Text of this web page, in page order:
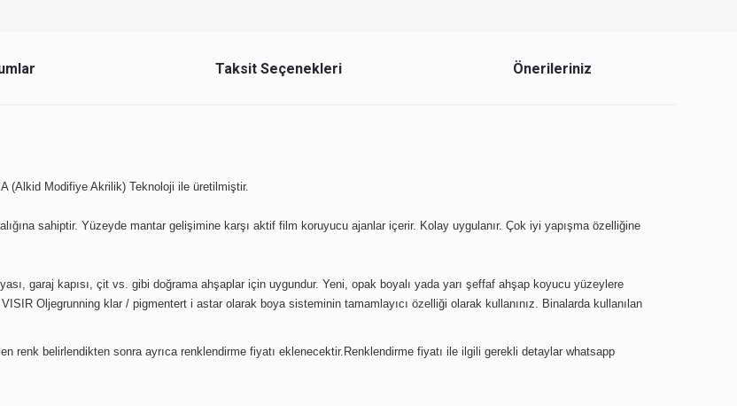
Taksit Seçenekleri Önerileriniz
(Alkid Modifiye Akrilik) Teknoloji ile üretilmiştir.
sahiptir. Yüzeyde mantar gelişimine karşı aktif film koruyucu ajanlar içerir. Kolay uygulanır. Çok iyi yapışma özelliğine
garaj kapısı, çit vs. gibi doğrama ahşaplar için uygundur. Yeni, opak boyalı yada yarı şeffaf ahşap koyucu yüzeylere
VISIR Oljegrunning klar / pigmentert i astar olarak boya sisteminin tamamlayıcı özelliği olarak kullanınız. Binalarda kullanılan
renk belirlendikten sonra ayrıca renklendirme fiyatı eklenecektir.Renklendirme fiyatı ile ilgili gerekli detaylar whatsapp